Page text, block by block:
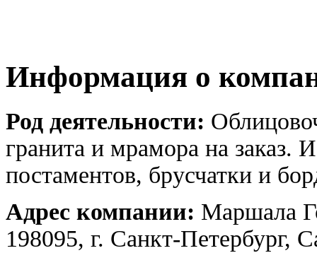
Информация о
Род деятельности:
гранита и мрамора на заказ.
постаментов, брусчатки и
Адрес компании: Маршала
198095, г. Санкт-Петербург,